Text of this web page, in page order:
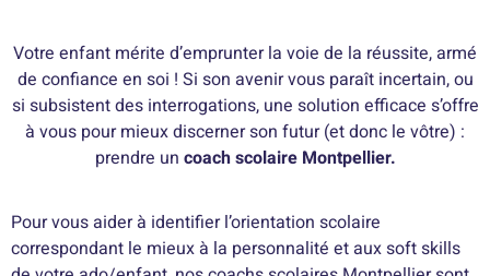
Votre enfant mérite d’emprunter la voie de la réussite, armé
de confiance en soi ! Si son avenir vous paraît incertain, ou
si subsistent des interrogations, une solution efficace s’offre
à vous pour mieux discerner son futur (et donc le vôtre) :
prendre un coach scolaire Montpellier.
Pour vous aider à identifier l’orientation scolaire
correspondant le mieux à la personnalité et aux soft skills